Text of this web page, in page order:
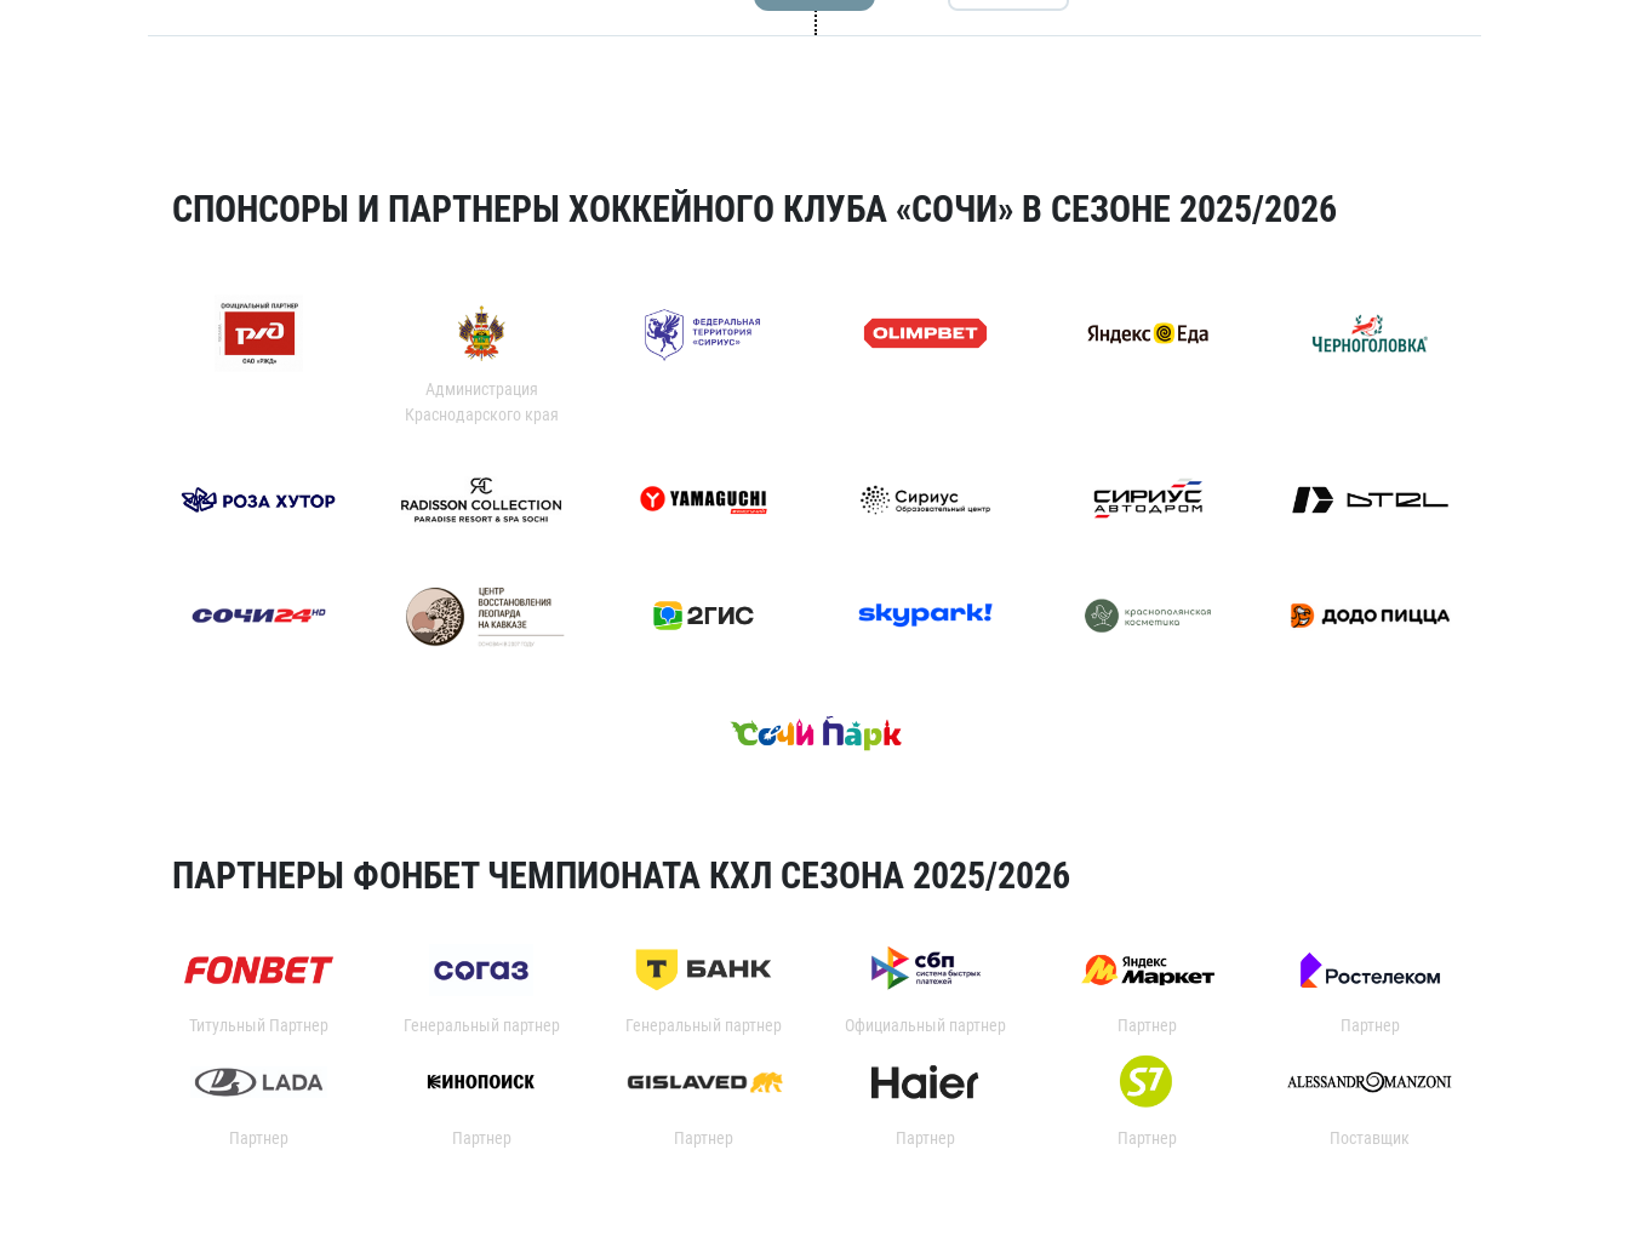
СПОНСОРЫ И ПАРТНЕРЫ ХОККЕЙНОГО КЛУБА «СОЧИ» В СЕЗОНЕ 2025/2026
Администрация
Краснодарского края
ПАРТНЕРЫ ФОНБЕТ ЧЕМПИОНАТА КХЛ СЕЗОНА 2025/2026
Титульный Партнер Генеральный партнер Генеральный партнер Официальный партнер Партнер Партнер
Партнер Партнер Партнер Партнер Партнер Поставщик